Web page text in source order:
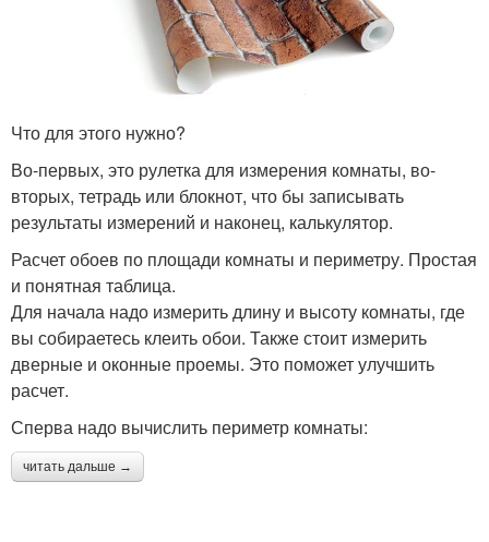
Что для этого нужно?
Во-первых, это рулетка для измерения комнаты, во-
вторых, тетрадь или блокнот, что бы записывать
результаты измерений и наконец, калькулятор.
Расчет обоев по площади комнаты и периметру. Простая
и понятная таблица.
Для начала надо измерить длину и высоту комнаты, где
вы собираетесь клеить обои. Также стоит измерить
дверные и оконные проемы. Это поможет улучшить
расчет.
Сперва надо вычислить периметр комнаты:
читать дальше →